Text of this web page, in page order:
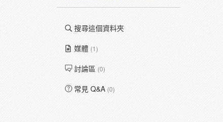
搜尋這個資料夾
媒體 (1)
討論區 (0)
常見 Q&A (0)